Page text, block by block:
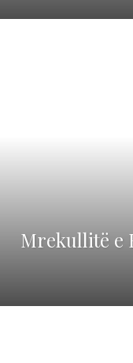
Mrekullitë e